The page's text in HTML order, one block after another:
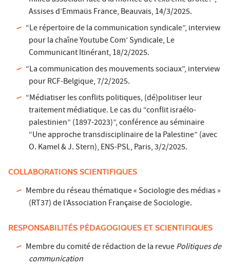
Assises d’Emmaüs France, Beauvais, 14/3/2025.
“Le répertoire de la communication syndicale”, interview
pour la chaîne Youtube Com’ Syndicale, Le
Communicant Itinérant, 18/2/2025.
“La communication des mouvements sociaux”, interview
pour RCF-Belgique, 7/2/2025.
“Médiatiser les conflits politiques, (dé)politiser leur
traitement médiatique. Le cas du “conflit israélo-
palestinien” (1897-2023)”, conférence au séminaire
“Une approche transdisciplinaire de la Palestine” (avec
O. Kamel & J. Stern), ENS-PSL, Paris, 3/2/2025.
COLLABORATIONS SCIENTIFIQUES
Membre du réseau thématique « Sociologie des médias »
(RT37) de l’Association Française de Sociologie.
RESPONSABILITÉS PÉDAGOGIQUES ET SCIENTIFIQUES
Membre du comité de rédaction de la revuePolitiques de
communication